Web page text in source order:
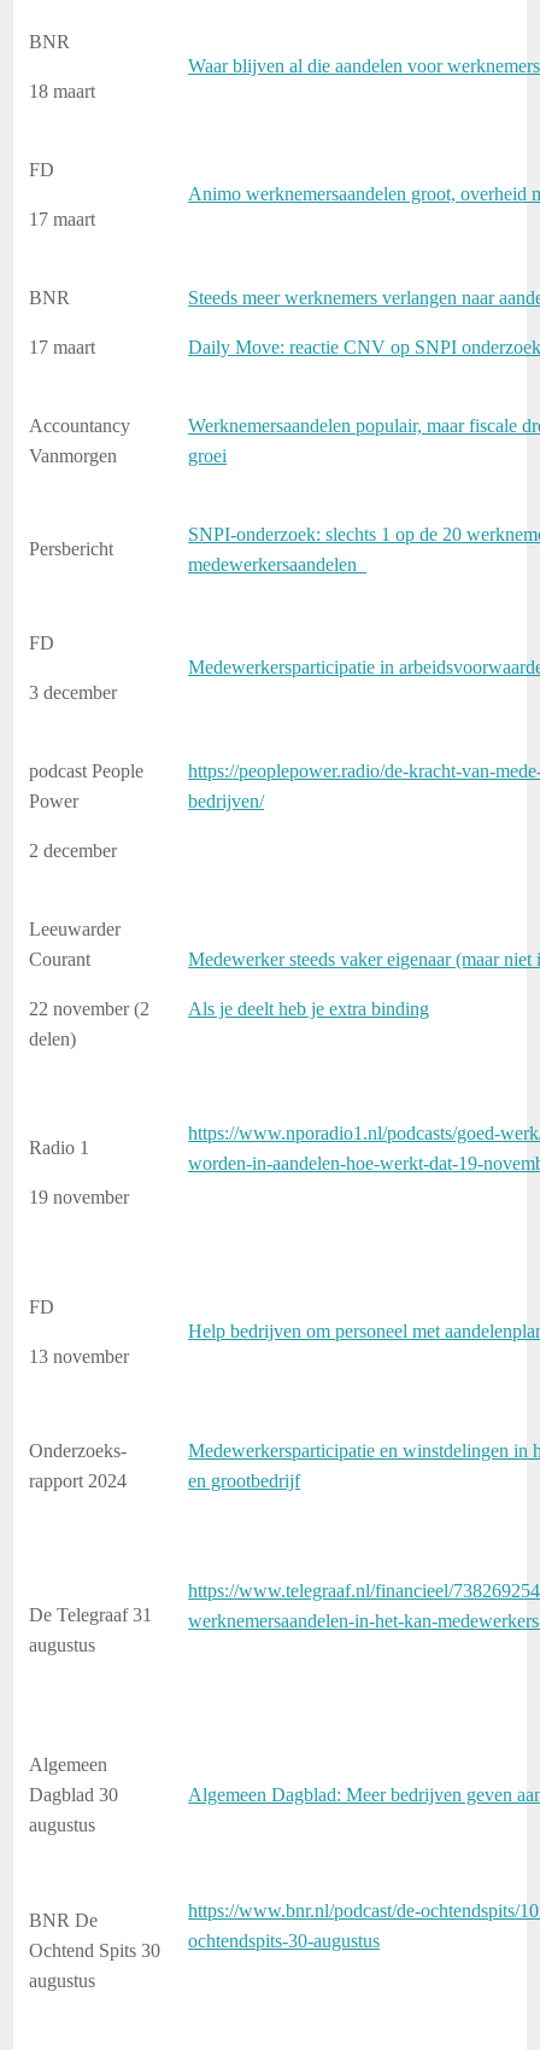
BNR
18 maart
Waar blijven al die aandelen voor
FD
17 maart
Animo werknemersaandelen groot, overheid
BNR
17 maart
Steeds meer werknemers verlangen naar
Daily Move: reactie CNV op SNPI
Accountancy
Vanmorgen
Werknemersaandelen populair, maar fiscale
groei
Persbericht
SNPI-onderzoek: slechts 1 op de 20
medewerkersaandelen
FD
3 december
Medewerkersparticipatie in
podcast People
Power
2 december
https://peoplepower.radio/de-kracht-van-
bedrijven/
Leeuwarder
Courant
22 november (2
delen)
Medewerker steeds vaker eigenaar (maar
Als je deelt heb je extra binding
Radio 1
19 november
https://www.nporadio1.nl/podcasts/goed-
worden-in-aandelen-hoe-werkt-dat-19-
FD
13 november
Help bedrijven om personeel met
Onderzoeks-
rapport 2024
Medewerkersparticipatie en winstdelingen in
en grootbedrijf
De Telegraaf 31
augustus
https://www.telegraaf.nl/financieel/
werknemersaandelen-in-het-kan-
Algemeen
Dagblad 30
augustus
Algemeen Dagblad: Meer bedrijven geven
BNR De
Ochtend Spits 30
augustus
https://www.bnr.nl/podcast/de-ochtendspits/
ochtendspits-30-augustus